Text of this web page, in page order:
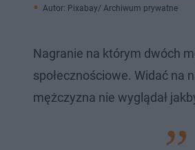
Autor: Pixabay/ Archiwum prywatne
Nagranie na którym dwóch
społecznościowe. Widać na
mężczyzna nie wyglądał